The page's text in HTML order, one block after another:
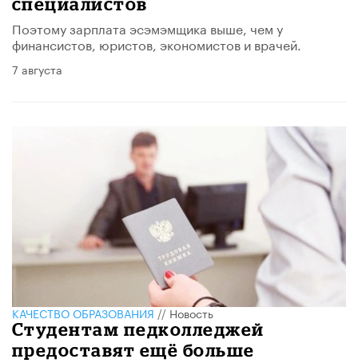
Поэтому зарплата эcэмэмщика выше, чем у
финансистов, юристов, экономистов и врачей.
7 августа
КАЧЕСТВО ОБРАЗОВАНИЯ//Новость
Студентам педколледжей
предоставят ещё больше